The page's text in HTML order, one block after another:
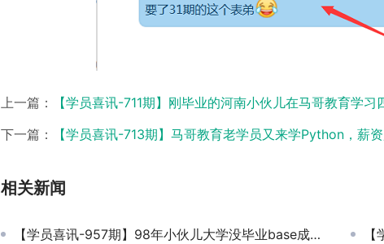
上一篇：
【学员喜讯-711期】刚毕业的河南小伙儿在马哥教育学习
下一篇：
【学员喜讯-713期】马哥教育老学员又来学Python，薪资超
相关新闻
【学员喜讯-957期】98年小伙儿大学没毕业base成都16k 【